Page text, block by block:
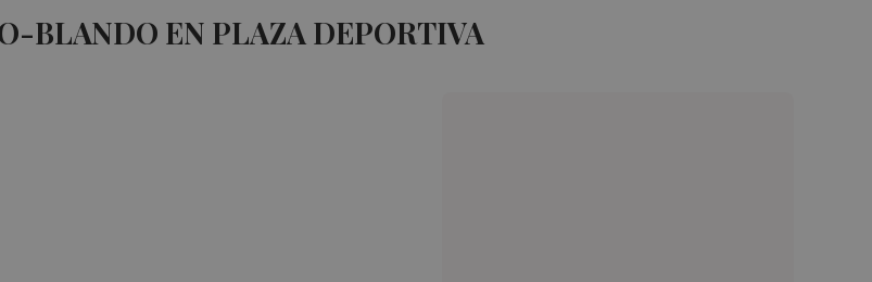
BLANDO EN PLAZA DEPORTIVA